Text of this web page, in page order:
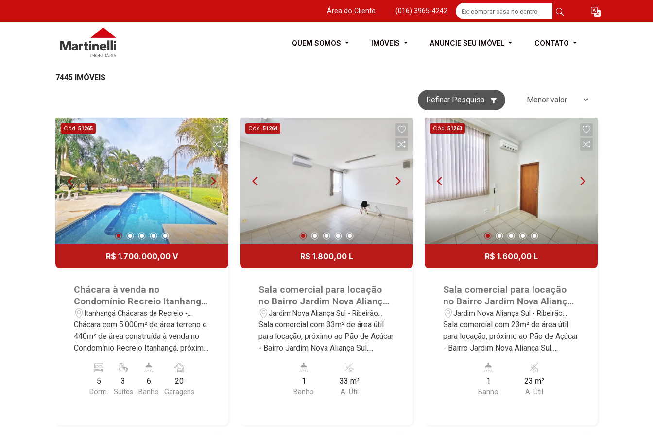
Área do Cliente (016) 3965-4242
QUEM SOMOS IMÓVEIS ANUNCIE SEU IMÓVEL CONTATO
7445 IMÓVEIS
Refinar Pesquisa
Cód. 51265
R$ 1.700.000,00 V
Chácara à venda no
Condomínio Recreio Itanhangá,
próximo ao Colégio Cervantes -
Ribeirão Preto/SP.
Itanhangá Chácaras de Recreio -
Ribeirão Preto/SP
Chácara com 5.000m² de área terreno e
440m² de área construída à venda no
Condomínio Recreio Itanhangá, próximo
Chácaras de Recreio, Ribeirão
Preto/SP. Conheça as características
deste imóvel que a Martinelli
5
Dorm.
3
Suítes
6
Banho
20
Garagens
Cód. 51264
R$ 1.800,00 L
Sala comercial para locação
no Bairro Jardim Nova Aliança
Sul, próximo ao Pão de Açúcar
- Ribeirão Preto/SP.
Jardim Nova Aliança Sul - Ribeirão
Preto/SP
Sala comercial com 33m² de área útil
para locação, próximo ao Pão de Açúcar
- Bairro Jardim Nova Aliança Sul,
características deste imóvel que a
Martinelli Imobiliária selecionou para
1
Banho
33 m²
A. Útil
Cód. 51263
R$ 1.600,00 L
Sala comercial para locação
no Bairro Jardim Nova Aliança
Sul, próximo ao Pão de Açúcar
- Ribeirão Preto/SP.
Jardim Nova Aliança Sul - Ribeirão
Preto/SP
Sala comercial com 23m² de área útil
para locação, próximo ao Pão de Açúcar
- Bairro Jardim Nova Aliança Sul,
características deste imóvel que a
Martinelli Imobiliária selecionou para
1
Banho
23 m²
A. Útil